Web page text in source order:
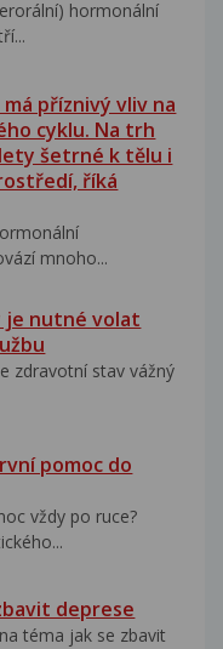
hormonální
příznivý vliv na
cyklu. Na trh
šetrné k tělu i
říká
mnoho...
je nutné volat
zdravotní stav vážný
pomoc do
vždy po ruce?
deprese
téma jak se zbavit